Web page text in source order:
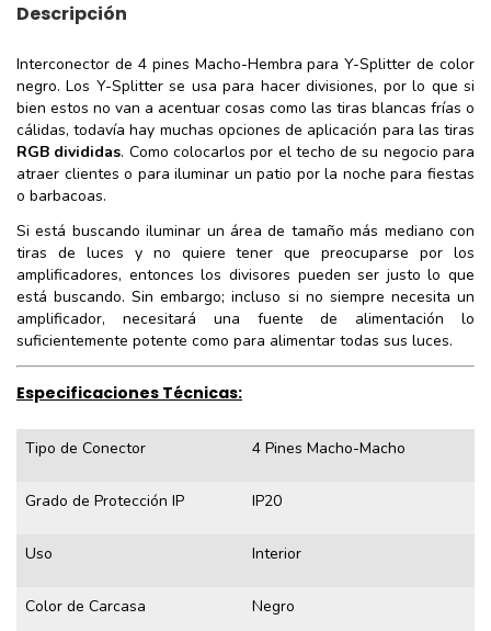
Descripción
Interconector de 4 pines Macho-Hembra para Y-Splitter de color
negro. Los Y-Splitter se usa para hacer divisiones, por lo que si
bien estos no van a acentuar cosas como las tiras blancas frías o
cálidas, todavía hay muchas opciones de aplicación para las tiras
RGB divididas. Como colocarlos por el techo de su negocio para
atraer clientes o para iluminar un patio por la noche para fiestas
o barbacoas.
Si está buscando iluminar un área de tamaño más mediano con
tiras de luces y no quiere tener que preocuparse por los
amplificadores, entonces los divisores pueden ser justo lo que
está buscando. Sin embargo; incluso si no siempre necesita un
amplificador, necesitará una fuente de alimentación lo
suficientemente potente como para alimentar todas sus luces.
Especificaciones Técnicas:
Tipo de Conector 4 Pines Macho-Macho
Grado de Protección IP IP20
Uso Interior
Color de Carcasa Negro